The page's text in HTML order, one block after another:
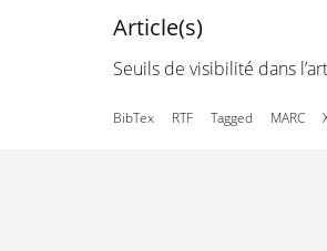
Article(s)
Seuils de visibilité dans
BibTex RTF Tagged MARC